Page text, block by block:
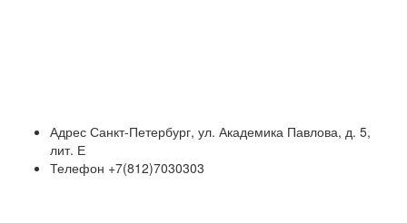
Адрес Санкт-Петербург, ул. Академика Павлова, д. 5,
лит. Е
Телефон +7(812)7030303